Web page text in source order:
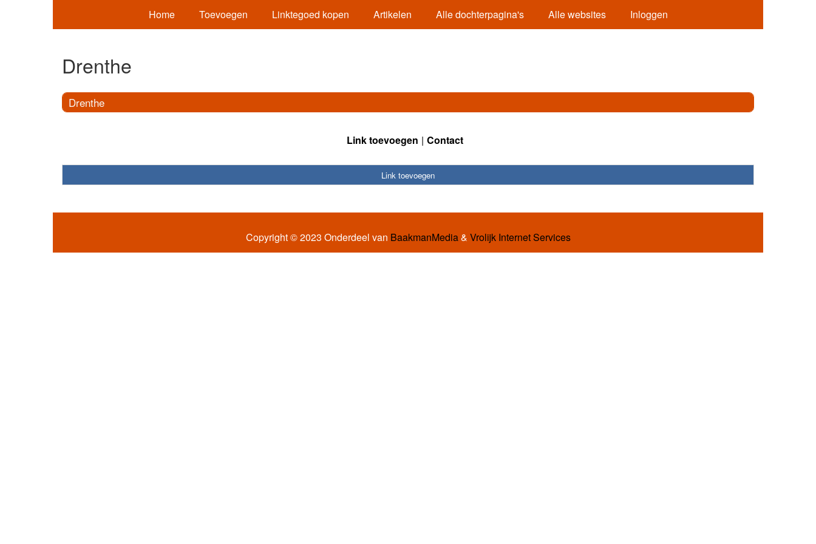
Home Toevoegen Linktegoed kopen Artikelen Alle dochterpagina's Alle websites Inloggen
Drenthe
Drenthe
Link toevoegen Contact
Link toevoegen
Copyright © 2023 Onderdeel van BaakmanMedia& Vrolijk Internet Services